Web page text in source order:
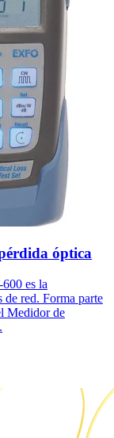
óptica
es la
de red. Forma parte
Medidor de